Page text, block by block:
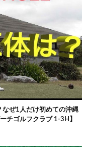
なぜ1人だけ初めての沖縄
チゴルフクラブ 1-3H】